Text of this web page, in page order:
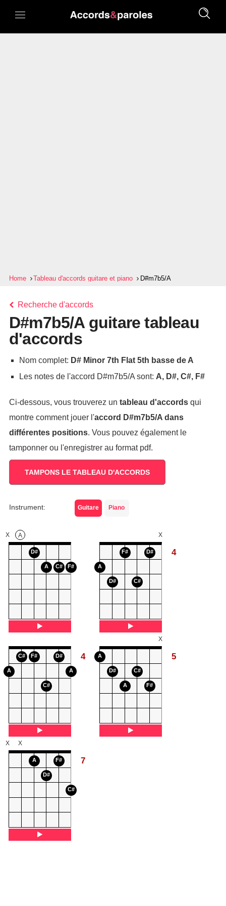
Home Tableau d'accords guitare et piano D#m7b5/A
Recherche d'accords
D#m7b5/A guitare tableau
d'accords
Nom complet: D# Minor 7th Flat 5th basse de A
Les notes de l'accord D#m7b5/A sont: A, D#, C#, F#
Ci-dessous, vous trouverez un tableau d'accordsqui
montre comment jouer l'accord D#m7b5/Adans
différentes positions. Vous pouvez également le
tamponner ou l'enregistrer au format pdf.
TAMPONS LE TABLEAU D'ACCORDS
Instrument: Guitare Piano
A
D#
A C# F#
X
A
D#
F#
C#
D#
X
4
A
C# F#
C#
D#
A
4 A
D#
A
C#
F#
X
5
A
D#
F#
C#
X X
7